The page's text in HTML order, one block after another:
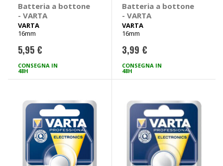
Batteria a bottone
- VARTA
VARTA
16mm
5,95 €
CONSEGNA IN
48H
Batteria a bottone
- VARTA
VARTA
16mm
3,99 €
CONSEGNA IN
48H